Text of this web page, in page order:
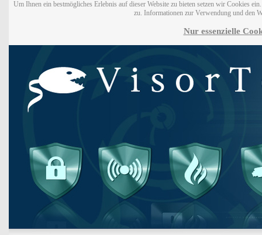
Um Ihnen ein bestmögliches Erlebnis auf dieser Website zu bieten setzen wir Cookies
zu. Informationen zur Verwendung und den
Nur essenzielle